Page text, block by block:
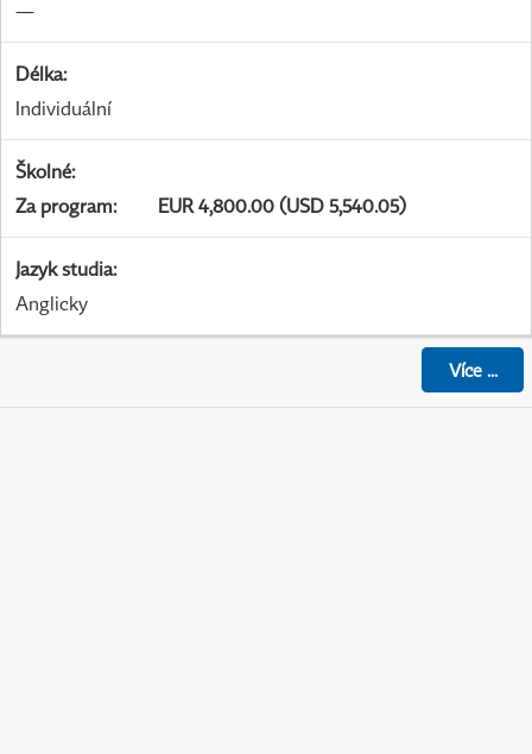
—
Délka:
Individuální
Školné:
Za program: EUR 4,800.00 (USD 5,540.05)
Jazyk studia:
Anglicky
Více...